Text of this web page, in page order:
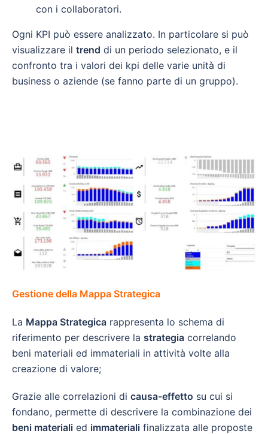
con i collaboratori.
Ogni KPI può essere analizzato. In particolare si può
visualizzare il trend di un periodo selezionato, e il
confronto tra i valori dei kpi delle varie unità di
business o aziende (se fanno parte di un gruppo).
Gestione della Mappa Strategica
La Mappa Strategica rappresenta lo schema di
riferimento per descrivere la strategia correlando
beni materiali ed immateriali in attività volte alla
creazione di valore;
Grazie alle correlazioni di causa-effetto su cui si
fondano, permette di descrivere la combinazione dei
beni materiali ed immateriali finalizzata alle proposte